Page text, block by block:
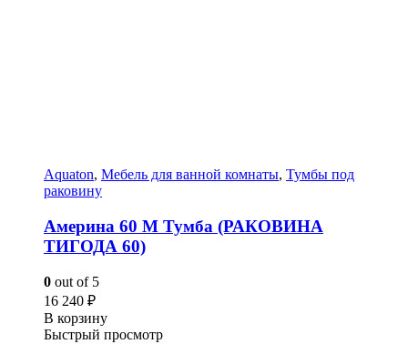
Aquaton, Мебель для ванной комнаты, Тумбы под
раковину
Америна 60 М Тумба (РАКОВИНА
ТИГОДА 60)
0 out of 5
16 240 ₽
В корзину
Быстрый просмотр